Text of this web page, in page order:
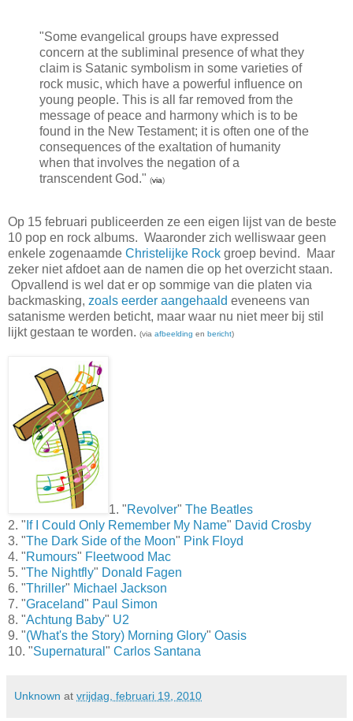
"Some evangelical groups have expressed
concern at the subliminal presence of what they
claim is Satanic symbolism in some varieties of
rock music, which have a powerful influence on
young people. This is all far removed from the
message of peace and harmony which is to be
found in the New Testament; it is often one of the
consequences of the exaltation of humanity
when that involves the negation of a
transcendent God." (via)
Op 15 februari publiceerden ze een eigen lijst van de beste
10 pop en rock albums. Waaronder zich welliswaar geen
enkele zogenaamde Christelijke Rock groep bevind. Maar
zeker niet afdoet aan de namen die op het overzicht staan.
Opvallend is wel dat er op sommige van die platen via
backmasking, zoals eerder aangehaald eveneens van
satanisme werden beticht, maar waar nu niet meer bij stil
lijkt gestaan te worden. (via afbeelding en bericht)
1. "Revolver" The Beatles
2. " If I Could Only Remember My Name" David Crosby
3. "The Dark Side of the Moon" Pink Floyd
4. "Rumours" Fleetwood Mac
5. "The Nightfly" Donald Fagen
6. "Thriller" Michael Jackson
7. "Graceland" Paul Simon
8. "Achtung Baby" U2
9. "(What's the Story) Morning Glory" Oasis
10. "Supernatural " Carlos Santana
Unknown at vrijdag, februari 19, 2010